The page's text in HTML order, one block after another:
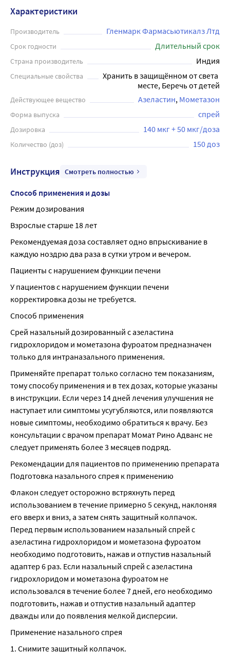
противовоспалительными и сужающими сосуды
эффектами. Спрей эффективно устраняет симптомы
насморка, такие как заложенность носа, насморк и
чихание, облегчая дыхание. Дозировка препарата 140/50
воспаления при минимальной возможной дозе.
Упаковка содержит 150 доз спрея, которой хватает на
достаточно долгое применение. Из-за удобной формы и
дозатора, спрей легко наносится в носовую полость и
получает полноценный терапевтический эффект с
первого применения.
Характеристики
Производитель Гленмарк Фармасьютикалз Лтд
Срок годности Длительный срок
Страна производитель Индия
Специальные свойства
Хранить в защищённом от света
месте, Беречь от детей
Действующее вещество Азеластин Мометазон
Форма выпуска спрей
Дозировка 140 мкг + 50 мкг/доза
Количество (доз) 150 доз
Инструкция Смотреть полностью
Способ применения и дозы
Режим дозирования
Взрослые старше 18 лет
Рекомендуемая доза составляет одно впрыскивание в
каждую ноздрю два раза в сутки утром и вечером.
Пациенты с нарушением функции печени
У пациентов с нарушением функции печени
корректировка дозы не требуется.
Способ применения
Срей назальный дозированный с азеластина
гидрохлоридом и мометазона фуроатом предназначен
только для интраназального применения.
Применяйте препарат только согласно тем показаниям,
тому способу применения и в тех дозах, которые указаны
в инструкции. Если через 14 дней лечения улучшения не
наступает или симптомы усугубляются, или появляются
новые симптомы, необходимо обратиться к врачу. Без
консультации с врачом препарат Момат Рино Адванс не
следует применять более 3 месяцев подряд.
Рекомендации для пациентов по применению препарата
Подготовка назального спрея к применению
Флакон следует осторожно встряхнуть перед
использованием в течение примерно 5 секунд, наклоняя
его вверх и вниз, а затем снять защитный колпачок.
Перед первым использованием назальный спрей с
азеластина гидрохлоридом и мометазона фуроатом
необходимо подготовить, нажав и отпустив назальный
адаптер 6 раз. Если назальный спрей с азеластина
гидрохлоридом и мометазона фуроатом не
использовался в течение более 7 дней, его необходимо
подготовить, нажав и отпустив назальный адаптер
дважды или до появления мелкой дисперсии.
Применение назального спрея
1. Снимите защитный колпачок.